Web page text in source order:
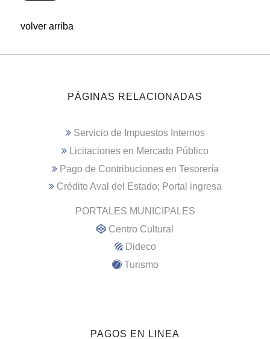
volver arriba
PÁGINAS RELACIONADAS
Servicio de Impuestos Internos
Licitaciones en Mercado Público
Pago de Contribuciones en Tesorería
Crédito Aval del Estado; Portal ingresa
PORTALES MUNICIPALES
Centro Cultural
Dideco
Turismo
PAGOS EN LINEA